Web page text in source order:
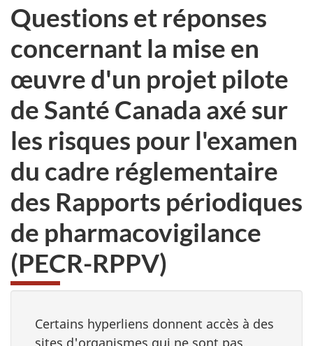
Questions et réponses
concernant la mise en
œuvre d'un projet pilote
de Santé Canada axé sur
les risques pour l'examen
du cadre réglementaire
des Rapports périodiques
de pharmacovigilance
(PECR-RPPV)
Certains hyperliens donnent accès à des
sites d'organismes qui ne sont pas